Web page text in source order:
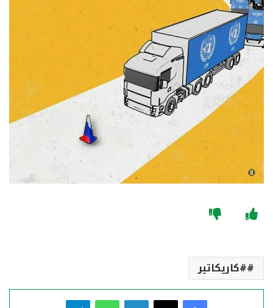
#كاريكاتير
فيسبوك لينكدإن واتساب